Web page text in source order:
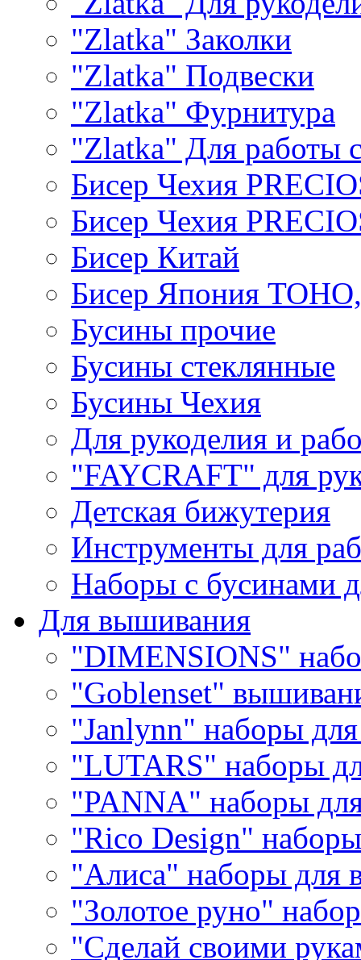
"Zlatka" Заколки
"Zlatka" Подвески
"Zlatka" Фурнитура
"Zlatka" Для работы
Бисер Чехия
Бисер Чехия
Бисер Китай
Бисер Япония
Бусины прочие
Бусины стеклянные
Бусины Чехия
Для рукоделия и
"FAYCRAFT" для
Детская бижутерия
Инструменты для
Наборы с бусинами
Для вышивания
"DIMENSIONS"
"Goblenset"
"Janlynn" наборы
"LUTARS" наборы
"PANNA" наборы
"Rico Design"
"Алиса" наборы для
"Золотое руно"
"Сделай своими